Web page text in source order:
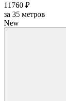
11760 ₽
за 35 метров
New